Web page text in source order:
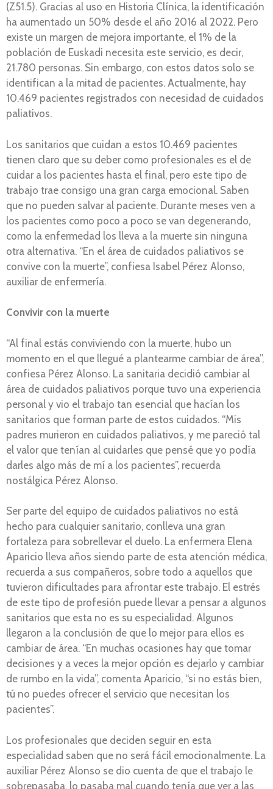
(Z51.5). Gracias al uso en Historia Clínica, la identificación
ha aumentado un 50% desde el año 2016 al 2022. Pero
existe un margen de mejora importante, el 1% de la
población de Euskadi necesita este servicio, es decir,
21.780 personas. Sin embargo, con estos datos solo se
identifican a la mitad de pacientes. Actualmente, hay
10.469 pacientes registrados con necesidad de cuidados
paliativos.
Los sanitarios que cuidan a estos 10.469 pacientes
tienen claro que su deber como profesionales es el de
cuidar a los pacientes hasta el final, pero este tipo de
trabajo trae consigo una gran carga emocional. Saben
que no pueden salvar al paciente. Durante meses ven a
los pacientes como poco a poco se van degenerando,
como la enfermedad los lleva a la muerte sin ninguna
otra alternativa. “En el área de cuidados paliativos se
convive con la muerte”, confiesa Isabel Pérez Alonso,
auxiliar de enfermería.
Convivir con la muerte
“Al final estás conviviendo con la muerte, hubo un
momento en el que llegué a plantearme cambiar de área”,
confiesa Pérez Alonso. La sanitaria decidió cambiar al
área de cuidados paliativos porque tuvo una experiencia
personal y vio el trabajo tan esencial que hacían los
sanitarios que forman parte de estos cuidados. “Mis
padres murieron en cuidados paliativos, y me pareció tal
el valor que tenían al cuidarles que pensé que yo podía
darles algo más de mí a los pacientes”, recuerda
nostálgica Pérez Alonso.
Ser parte del equipo de cuidados paliativos no está
hecho para cualquier sanitario, conlleva una gran
fortaleza para sobrellevar el duelo. La enfermera Elena
Aparicio lleva años siendo parte de esta atención médica,
recuerda a sus compañeros, sobre todo a aquellos que
tuvieron dificultades para afrontar este trabajo. El estrés
de este tipo de profesión puede llevar a pensar a algunos
sanitarios que esta no es su especialidad. Algunos
llegaron a la conclusión de que lo mejor para ellos es
cambiar de área. “En muchas ocasiones hay que tomar
decisiones y a veces la mejor opción es dejarlo y cambiar
de rumbo en la vida”, comenta Aparicio, “si no estás bien,
tú no puedes ofrecer el servicio que necesitan los
pacientes”.
Los profesionales que deciden seguir en esta
especialidad saben que no será fácil emocionalmente. La
auxiliar Pérez Alonso se dio cuenta de que el trabajo le
sobrepasaba, lo pasaba mal cuando tenía que ver a las